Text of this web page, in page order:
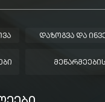
ᲓᲐᲖᲝᲒᲕᲐ ᲓᲐ